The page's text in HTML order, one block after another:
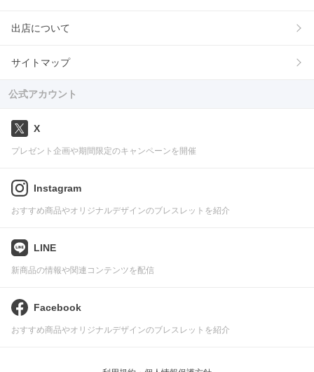
出店について
サイトマップ
公式アカウント
X
プレゼント企画や期間限定のキャンペーンを開催
Instagram
おすすめ商品やオリジナルデザインのブレスレットを紹介
LINE
新商品の情報や関連コンテンツを配信
Facebook
おすすめ商品やオリジナルデザインのブレスレットを紹介